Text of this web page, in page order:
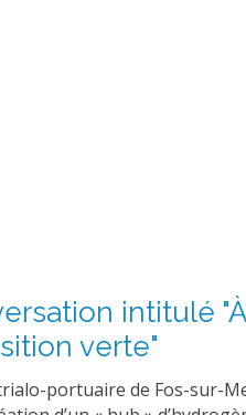
intitulé
verte"
portuaire de Fos-sur-